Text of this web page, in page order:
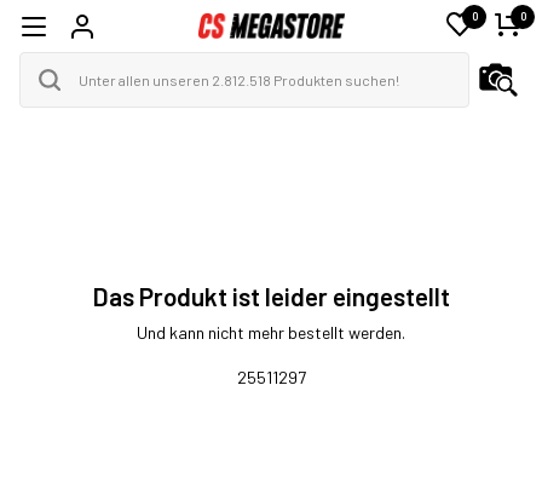
0 0
Das Produkt ist leider eingestellt
Und kann nicht mehr bestellt werden.
25511297